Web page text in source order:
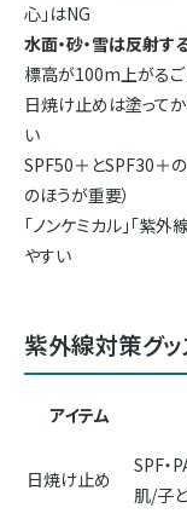
心」はNG
水面・砂・雪は反射す
標高が100m上がる
日焼け止めは塗って
い
SPF50＋とSPF30＋
のほうが重要）
「ノンケミカル」「紫
やすい
紫外線対策グ
アイテム
日焼け止め
SPF・
肌/子ど